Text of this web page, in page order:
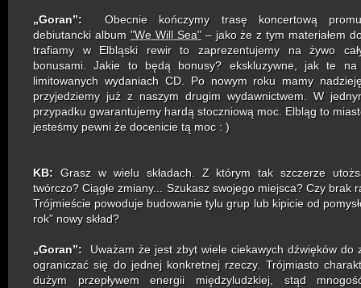
„Goran”:
Obecnie kończymy trasę koncertową
debiutancki album "We Will Sea"– jako że z tym materiałem
trafiamy w Elbląski rewir to zaprezentujemy na żywo
bonusami. Jakie to będą bonusy? ekskluzywne, jak te na
limitowanych wydaniach CD. Po nowym roku mamy
przyjedziemy już z naszym drugim wydawnictwem. W
przypadku gwarantujemy hardą stoczniową moc. Elbląg to
jesteśmy pewni że docenicie tą moc : )
KB: Grasz w wielu składach. Z którym tak szczerze
twórczo? Ciągłe zmiany... Szukasz swojego miejsca? Czy brak
Trójmieście powoduje budowanie tylu grup lub kipicie od
rok” nowy skład?
„Goran”:
Uważam że jest zbyt wiele ciekawych dźwięków do
ograniczać się do jednej konkretnej rzeczy. Trójmiasto
dużym przepływem energii międzyludzkiej, stąd